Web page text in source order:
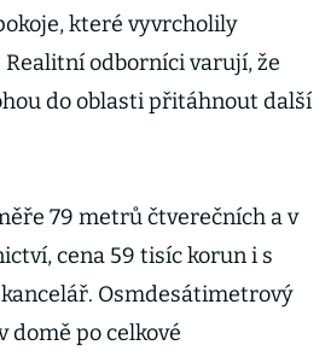
které vyvrcholily
odborníci varují, že
do oblasti přitáhnout další
79 metrů čtverečních a v
cena 59 tisíc korun i s
Osmdesátimetrový
domě po celkové